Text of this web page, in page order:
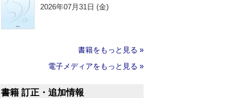
2026年07月31日 (金)
書籍をもっと見る »
電子メディアをもっと見る »
書籍 訂正・追加情報